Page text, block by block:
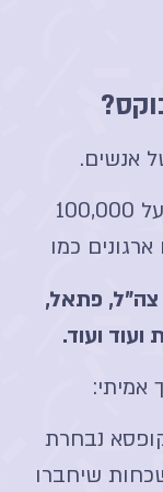
אנשים.
בתוך פחות מ-4 שנים, מכרנו מעל 100,000
כמו
צה"ל, פתאל,
ועוד ועוד.
אמיתי:
נבחרת
שיחברו